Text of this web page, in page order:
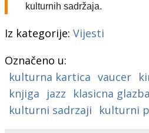
kulturnih sadržaja.
Iz kategorije: Vijesti
Označeno u:
kulturna kartica vaucer
knjiga
jazz klasicna glazba
kulturni sadrzaji
kulturni